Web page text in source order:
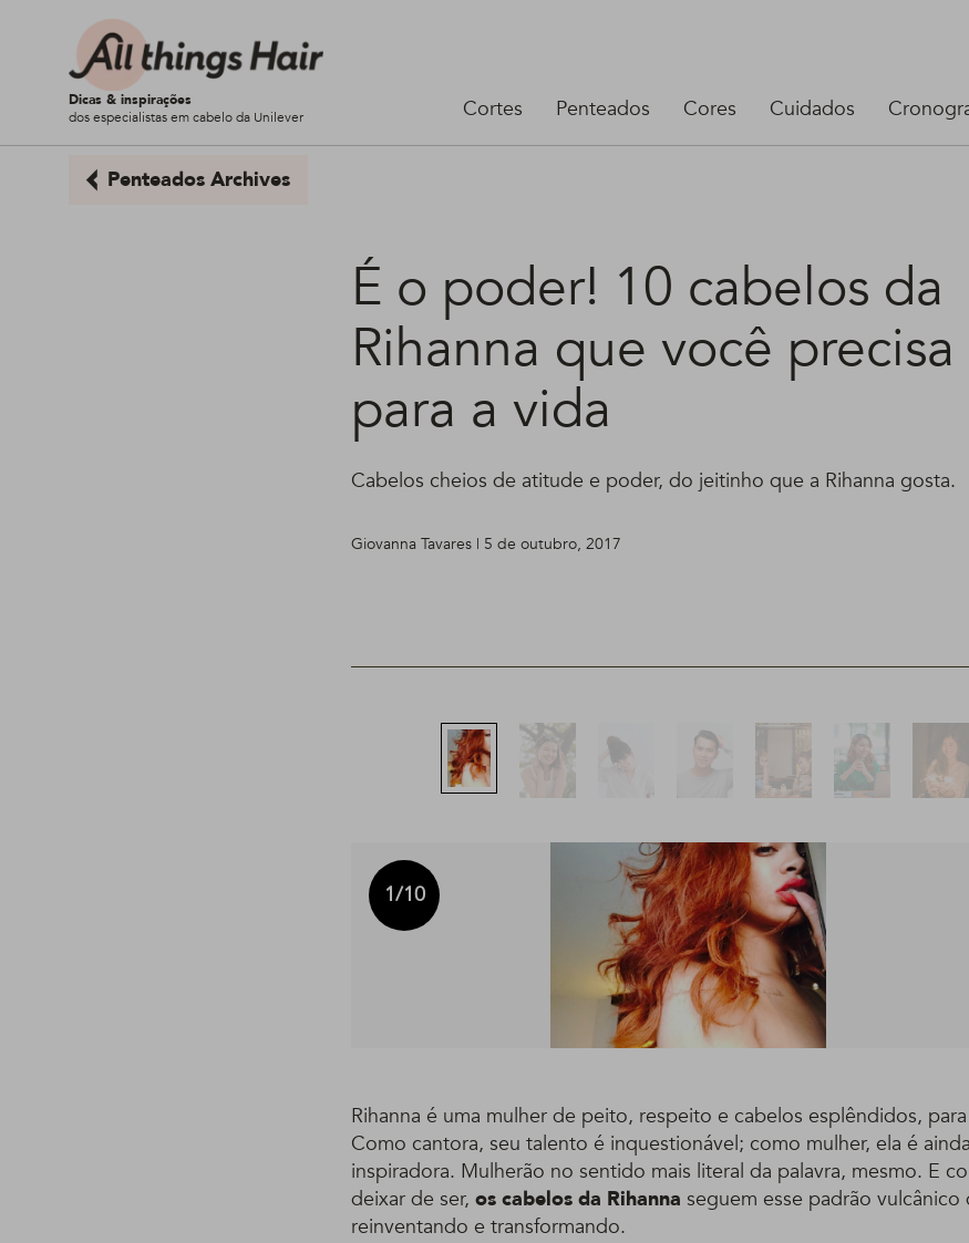
Dicas & inspirações
dos especialistas em cabelo da Unilever
Cortes Penteados Cores Cuidados
Penteados Archives
É o poder! 10 cabelos da
Rihanna que você
para a vida
Cabelos cheios de atitude e poder, do jeitinho que a Rihanna gosta.
Giovanna Tavares | 5 de outubro, 2017
1/10
Rihanna é uma mulher de peito, respeito e cabelos esplêndidos,
Como cantora, seu talento é inquestionável; como mulher, ela é
inspiradora. Mulherão no sentido mais literal da palavra, mesmo. E
deixar de ser, os cabelos da Rihanna seguem esse padrão vulcânico
reinventando e transformando.